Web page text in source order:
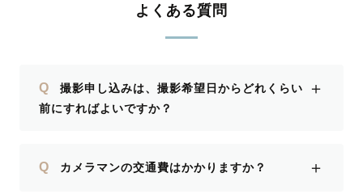
したが、さすが保育士さんという技で上
良かったです。 メインのハーフバース
デーフォトだけでなく、普段の家族の様
良い記念になりました。
よくある質問
Q
撮影申し込みは、撮影希望日からどれくらい
前にすればよいですか？
＋
Q カメラマンの交通費はかかりますか？ ＋